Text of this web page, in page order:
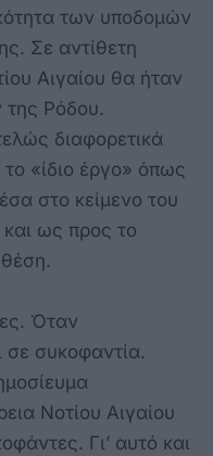
των υποδομών
Σε αντίθετη
Αιγαίου θα ήταν
της Ρόδου.
διαφορετικά
«ίδιο έργο» όπως
στο κείμενο του
και ως προς το
Όταν
σε συκοφαντία.
Νοτίου Αιγαίου
Γι’ αυτό και